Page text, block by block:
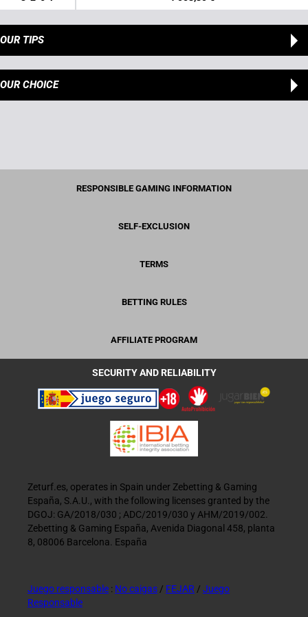
OUR TIPS
OUR CHOICE
RESPONSIBLE GAMING INFORMATION
SELF-EXCLUSION
TERMS
BETTING RULES
AFFILIATE PROGRAM
SECURITY AND RELIABILITY
Zeturf.es, operates in Spain under Zebetting & Gaming
España, S.A.U., with the following licenses granted by the
DGOJ: GA/2018/030 ; ADC/2019/030 y AHM/2019/002.
Zebetting & Gaming España, Avenida Diagonal 458, planta
8, 08006 Barcelona. España
Juego responsable : No caigas / FEJAR / Juego
Responsable